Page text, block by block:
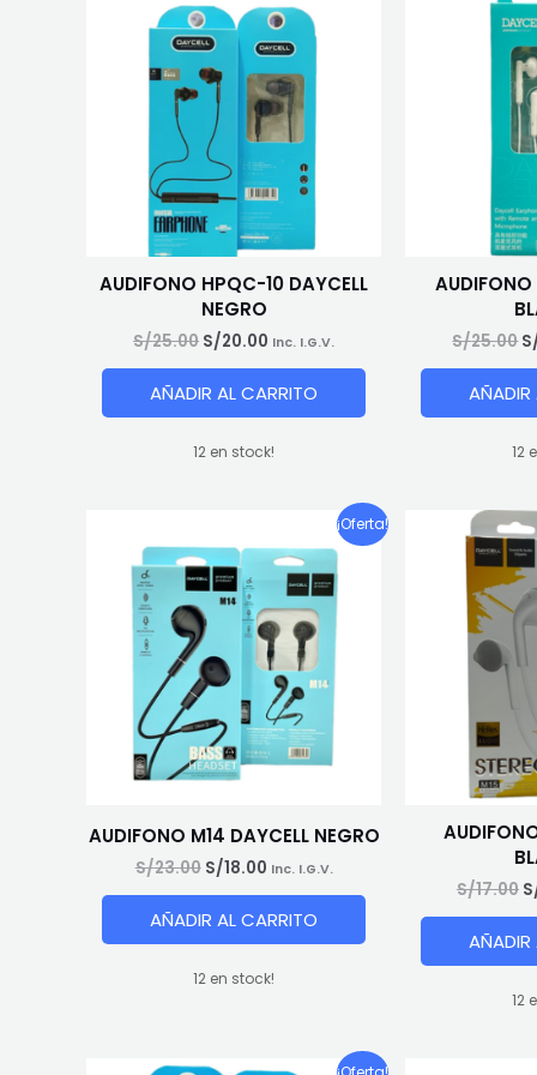
AUDIFONO HPQC-10 DAYCELL
NEGRO
S/25.00 El
era:
S/25.00.
S/20.00 El
es:
S/20.00.
Inc. I.G.V.
AÑADIR AL CARRITO
12 en stock!
AUDIFONO
S/25.00El
12
¡Oferta!
AUDIFONO M14 DAYCELL NEGRO
S/23.00 El
era:
S/23.00.
S/18.00El
es:
S/18.00.
Inc. I.G.V.
AÑADIR AL CARRITO
12 en stock!
S/17.00 El
12